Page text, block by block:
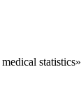
statistics»